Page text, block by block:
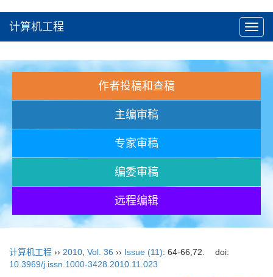
计算机工程
作者投稿和查稿
主编审稿
专家审稿
编委审稿
远程编辑
计算机工程 ›› 2010 Vol. 36 ›› Issue (11): 64-66,72.
doi:
10.3969/j.issn.1000-3428.2010.11.023